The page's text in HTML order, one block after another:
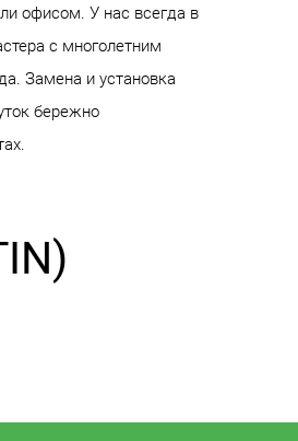
офисом. У нас всегда в
с многолетним
Замена и установка
бережно